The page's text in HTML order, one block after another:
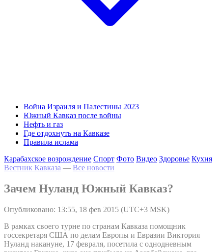
Война Израиля и Палестины 2023
Южный Кавказ после войны
Нефть и газ
Где отдохнуть на Кавказе
Правила ислама
Карабахское возрождение Спорт Фото Видео Здоровье Кухня
Вестник Кавказа — Все новости
Зачем Нуланд Южный Кавказ?
Опубликовано: 13:55, 18 фев 2015 (UTC+3 MSK)
В рамках своего турне по странам Кавказа помощник
госсекретаря США по делам Европы и Евразии Виктория
Нуланд накануне, 17 февраля, посетила с однодневным